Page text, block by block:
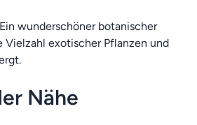
wunderschöner botanischer
Vielzahl exotischer Pflanzen und
Nähe